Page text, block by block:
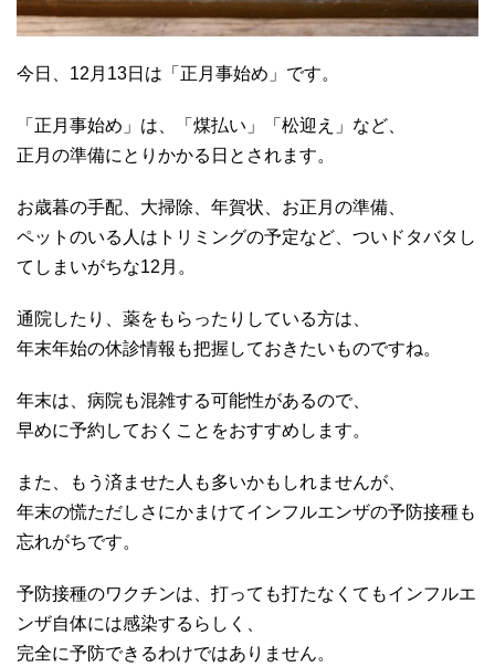
今日、12月13日は「正月事始め」です。
「正月事始め」は、「煤払い」「松迎え」など、
正月の準備にとりかかる日とされます。
お歳暮の手配、大掃除、年賀状、お正月の準備、
ペットのいる人はトリミングの予定など、ついドタバタし
てしまいがちな12月。
通院したり、薬をもらったりしている方は、
年末年始の休診情報も把握しておきたいものですね。
年末は、病院も混雑する可能性があるので、
早めに予約しておくことをおすすめします。
また、もう済ませた人も多いかもしれませんが、
年末の慌ただしさにかまけてインフルエンザの予防接種も
忘れがちです。
予防接種のワクチンは、打っても打たなくてもインフルエ
ンザ自体には感染するらしく、
完全に予防できるわけではありません。